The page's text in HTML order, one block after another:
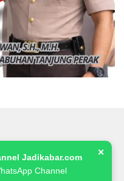
Jadikabar.com
Channel
✕